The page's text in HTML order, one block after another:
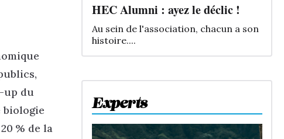
up du
biologie
% de la
Experts
HEC Alumni : ayez le déclic !
Au sein de l'association, chacun a son
histoire....